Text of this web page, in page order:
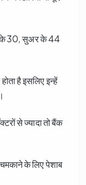
के 30, सुअर के 44
है इसलिए इन्हें
से ज्यादा तो बैंक
के लिए पेशाब